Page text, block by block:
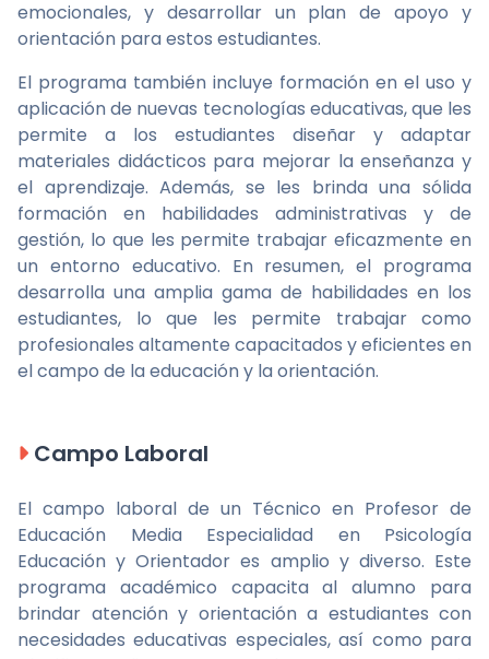
emocionales, y desarrollar un plan de apoyo y
orientación para estos estudiantes.
El programa también incluye formación en el uso y
aplicación de nuevas tecnologías educativas, que les
permite a los estudiantes diseñar y adaptar
materiales didácticos para mejorar la enseñanza y
el aprendizaje. Además, se les brinda una sólida
formación en habilidades administrativas y de
gestión, lo que les permite trabajar eficazmente en
un entorno educativo. En resumen, el programa
desarrolla una amplia gama de habilidades en los
estudiantes, lo que les permite trabajar como
profesionales altamente capacitados y eficientes en
el campo de la educación y la orientación.
Campo Laboral
El campo laboral de un Técnico en Profesor de
Educación Media Especialidad en Psicología
Educación y Orientador es amplio y diverso. Este
programa académico capacita al alumno para
brindar atención y orientación a estudiantes con
necesidades educativas especiales, así como para